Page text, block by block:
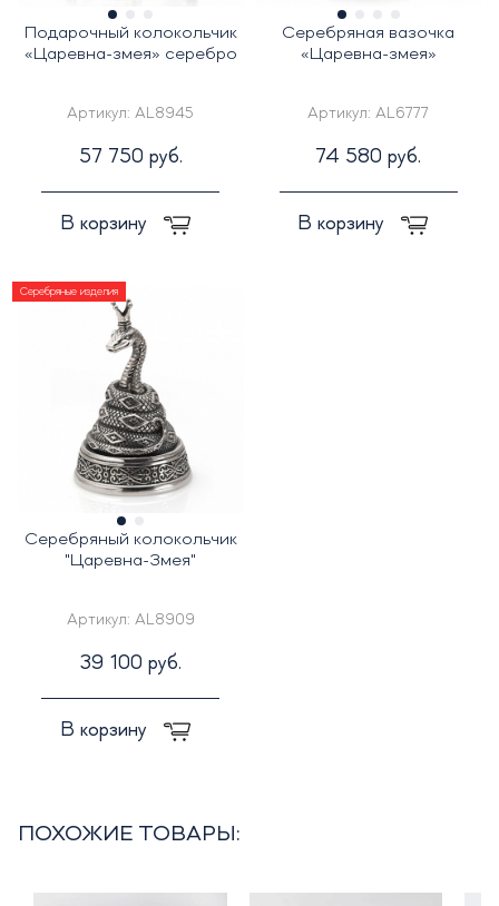
Подарочный колокольчик
«Царевна-змея» серебро
Артикул:AL8945
57 750 руб.
В корзину
Серебряная вазочка
«Царевна-змея»
Артикул:AL6777
74 580 руб.
В корзину
Серебряный колокольчик
"Царевна-Змея"
Серебряные изделия
Артикул: AL8909
39 100 руб.
В корзину
ПОХОЖИЕ ТОВАРЫ: